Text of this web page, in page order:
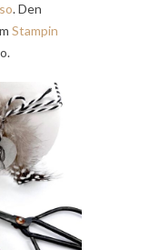
. Den
Stampin